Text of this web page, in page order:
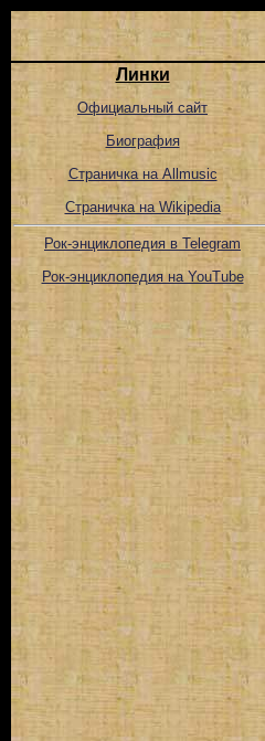
Линки
Официальный сайт
Биография
Страничка на Allmusic
Страничка на Wikipedia
Рок-энциклопедия в Telegram
Рок-энциклопедия на YouTube